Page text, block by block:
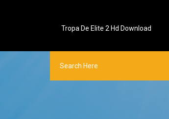
Tropa De Elite 2 Hd Download